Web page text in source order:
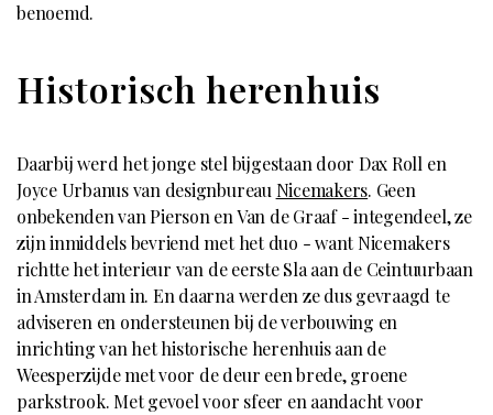
benoemd.
Historisch herenhuis
Daarbij werd het jonge stel bijgestaan door Dax Roll en
Joyce Urbanus van designbureau Nicemakers. Geen
onbekenden van Pierson en Van de Graaf - integendeel, ze
zijn inmiddels bevriend met het duo - want Nicemakers
richtte het interieur van de eerste Sla aan de Ceintuurbaan
in Amsterdam in. En daarna werden ze dus gevraagd te
adviseren en ondersteunen bij de verbouwing en
inrichting van het historische herenhuis aan de
Weesperzijde met voor de deur een brede, groene
parkstrook. Met gevoel voor sfeer en aandacht voor